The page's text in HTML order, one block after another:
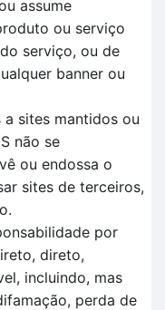
assume
ou serviço
serviço, ou de
banner ou
sites mantidos ou
não se
ou endossa o
sites de terceiros,
por
direto,
incluindo, mas
perda de